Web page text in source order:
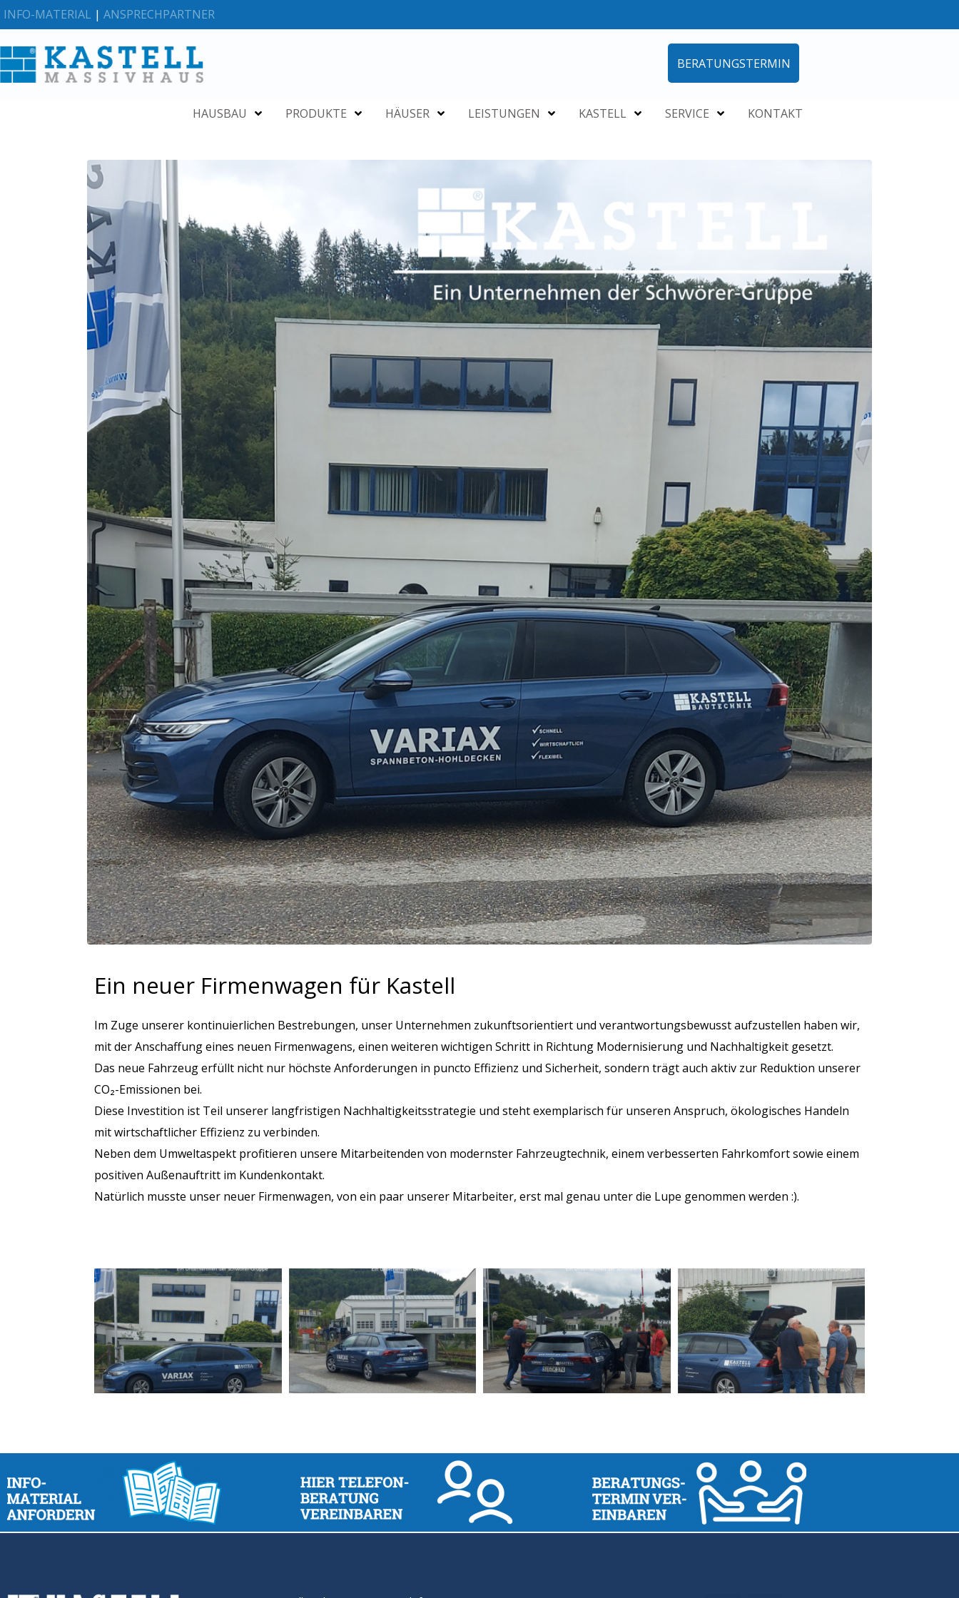
INFO-MATERIAL | ANSPRECHPARTNER
BERATUNGSTERMIN
HAUSBAU PRODUKTE HÄUSER LEISTUNGEN KASTELL SERVICE KONTAKT
Ein neuer Firmenwagen für Kastell
Im Zuge unserer kontinuierlichen Bestrebungen, unser Unternehmen zukunftsorientiert und verantwortungsbewusst aufzustellen haben wir,
mit der Anschaffung eines neuen Firmenwagens, einen weiteren wichtigen Schritt in Richtung Modernisierung und Nachhaltigkeit gesetzt.
Das neue Fahrzeug erfüllt nicht nur höchste Anforderungen in puncto Effizienz und Sicherheit, sondern trägt auch aktiv zur Reduktion unserer
CO₂-Emissionen bei.
Diese Investition ist Teil unserer langfristigen Nachhaltigkeitsstrategie und steht exemplarisch für unseren Anspruch, ökologisches Handeln
mit wirtschaftlicher Effizienz zu verbinden.
Neben dem Umweltaspekt profitieren unsere Mitarbeitenden von modernster Fahrzeugtechnik, einem verbesserten Fahrkomfort sowie einem
positiven Außenauftritt im Kundenkontakt.
Natürlich musste unser neuer Firmenwagen, von ein paar unserer Mitarbeiter, erst mal genau unter die Lupe genommen werden :).